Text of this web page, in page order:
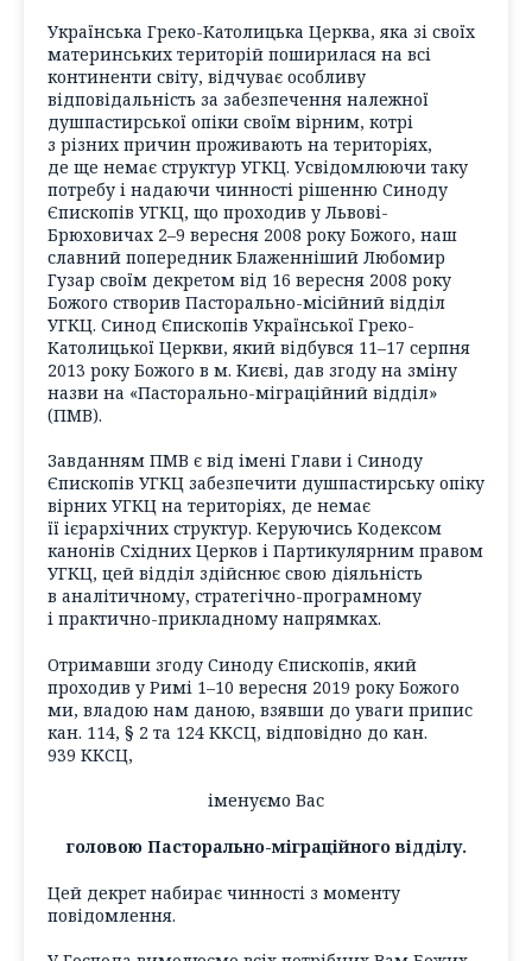
Українська Греко-Католицька Церква, яка зі своїх
материнських територій поширилася на всі
континенти світу, відчуває особливу
відповідальність за забезпечення належної
душпастирської опіки своїм вірним, котрі
з різних причин проживають на територіях,
де ще немає структур УГКЦ. Усвідомлюючи таку
потребу і надаючи чинності рішенню Синоду
Єпископів УГКЦ, що проходив у Львові-
Брюховичах 2–9 вересня 2008 року Божого, наш
славний попередник Блаженніший Любомир
Гузар своїм декретом від 16 вересня 2008 року
Божого створив Пасторально-місійний відділ
УГКЦ. Синод Єпископів Української Греко-
Католицької Церкви, який відбувся 11–17 серпня
2013 року Божого в м. Києві, дав згоду на зміну
назви на «Пасторально-міграційний відділ»
(ПМВ).
Завданням ПМВ є від імені Глави і Синоду
Єпископів УГКЦ забезпечити душпастирську опіку
вірних УГКЦ на територіях, де немає
її ієрархічних структур. Керуючись Кодексом
канонів Східних Церков і Партикулярним правом
УГКЦ, цей відділ здійснює свою діяльність
в аналітичному, стратегічно-програмному
і практично-прикладному напрямках.
Отримавши згоду Синоду Єпископів, який
проходив у Римі 1–10 вересня 2019 року Божого
ми, владою нам даною, взявши до уваги припис
кан. 114, § 2 та 124 ККСЦ, відповідно до кан.
939 ККСЦ,
іменуємо Вас
головою Пасторально-міграційного відділу.
Цей декрет набирає чинності з моменту
повідомлення.